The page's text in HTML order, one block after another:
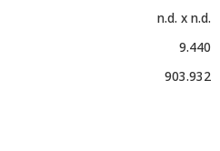
n.d. x n.d.
9.440
903.932